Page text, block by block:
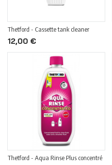
Thetford - Cassette tank cleaner
12,00 €
Thetford - Aqua Rinse Plus concentré